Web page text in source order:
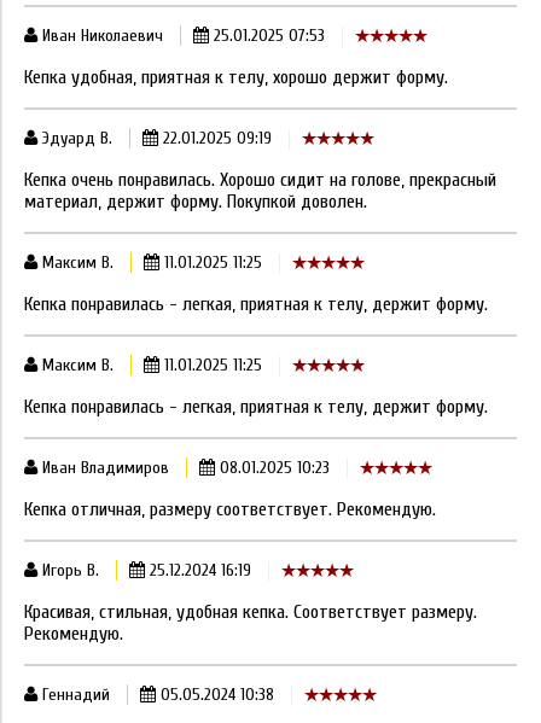
Иван Николаевич 25.01.2025 07:53
Кепка удобная, приятная к телу, хорошо держит форму.
Эдуард В. 22.01.2025 09:19
Кепка очень понравилась. Хорошо сидит на голове, прекрасный
материал, держит форму. Покупкой доволен.
Максим В. 11.01.2025 11:25
Кепка понравилась - легкая, приятная к телу, держит форму.
Максим В. 11.01.2025 11:25
Кепка понравилась - легкая, приятная к телу, держит форму.
Иван Владимиров 08.01.2025 10:23
Кепка отличная, размеру соответствует. Рекомендую.
Игорь В. 25.12.2024 16:19
Красивая, стильная, удобная кепка. Соответствует размеру.
Рекомендую.
Геннадий 05.05.2024 10:38